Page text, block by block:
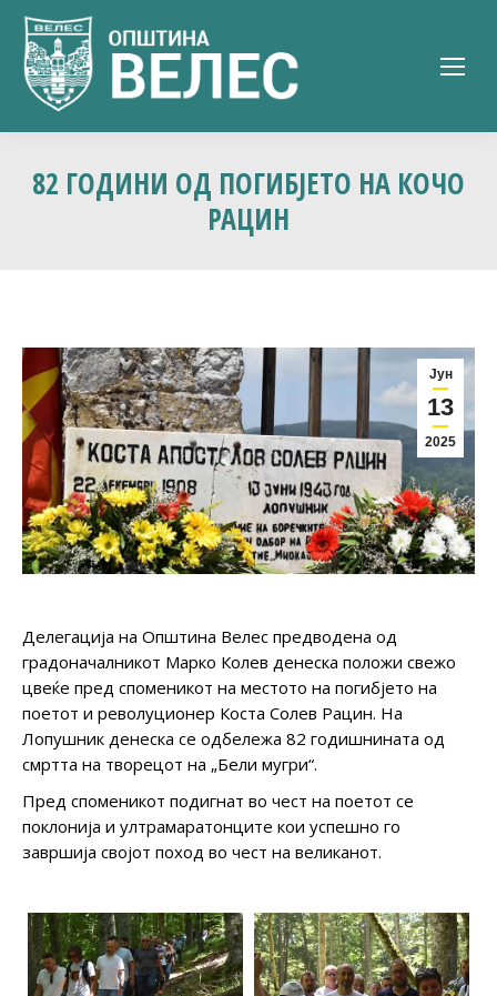
82 ГОДИНИ ОД ПОГИБЈЕТО НА КОЧО
РАЦИН
Јун
13
2025
Делегација на Општина Велес предводена од
градоначалникот Марко Колев денеска положи свежо
цвеќе пред споменикот на местото на погибјето на
поетот и револуционер Коста Солев Рацин. На
Лопушник денеска се одбележа 82 годишнината од
смртта на творецот на „Бели мугри“.
Пред споменикот подигнат во чест на поетот се
поклонија и ултрамаратонците кои успешно го
завршија својот поход во чест на великанот.